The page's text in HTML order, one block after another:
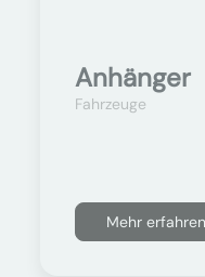
Anhänger
Fahrzeuge
Mehr erfahren